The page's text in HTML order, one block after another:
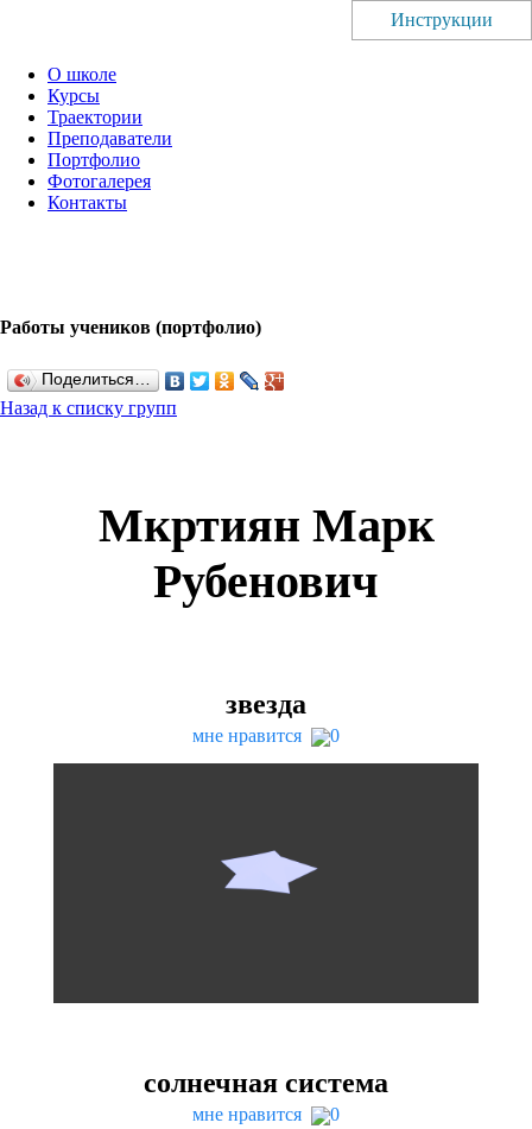
О школе
Курсы
Траектории
Преподаватели
Портфолио
Фотогалерея
Контакты
Работы учеников (портфолио)
Поделиться…
Назад к списку групп
Инструкции
Мкртиян Марк
Рубенович
звезда
мне нравится 0
солнечная система
мне нравится 0